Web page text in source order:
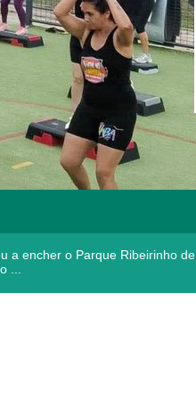
a encher o Parque Ribeirinho de
...
uma iniciativa que
𝐅𝐨𝐥𝐤 𝐃𝐚𝐧𝐜𝐞 𝐅𝐞𝐬𝐭𝐢𝐯𝐚𝐥 𝐕𝐚𝐥𝐞
...
e muitas
...
de São João de
...